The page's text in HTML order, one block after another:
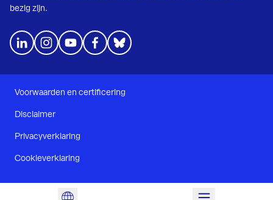
bezig zijn.
Voorwaarden en certificering
Disclaimer
Privacyverklaring
Cookieverklaring